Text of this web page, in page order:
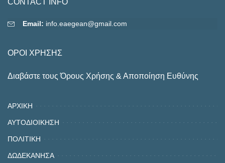
Email: info.eaegean@gmail.com
ΟΡΟΙ ΧΡΗΣΗΣ
Διαβάστε τους Όρους Χρήσης & Αποποίηση Ευθύνης
ΑΡΧΙΚΗ
ΑΥΤΟΔΙΟΙΚΗΣΗ
ΠΟΛΙΤΙΚΗ
ΔΩΔΕΚΑΝΗΣΑ